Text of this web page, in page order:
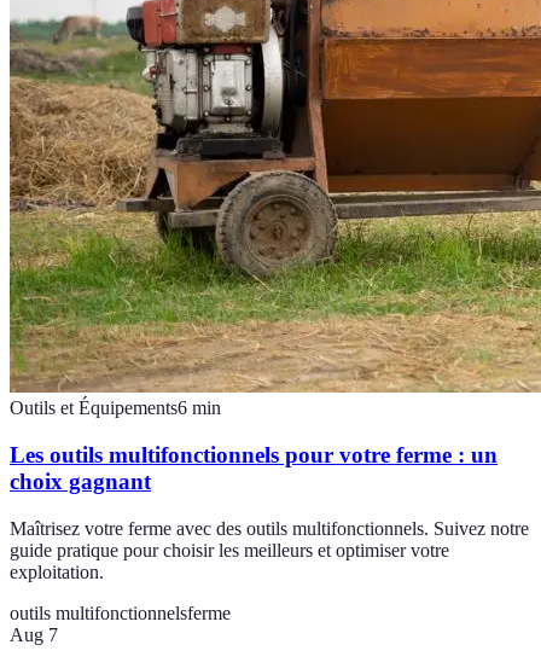
Outils et Équipements6 min
Les outils multifonctionnels pour votre ferme : un
choix gagnant
Maîtrisez votre ferme avec des outils multifonctionnels. Suivez notre
guide pratique pour choisir les meilleurs et optimiser votre
exploitation.
outils multifonctionnelsferme
Aug 7